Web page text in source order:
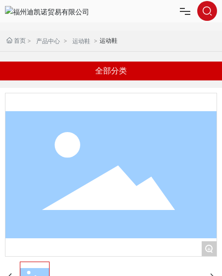
首页

首页 产品中心 运动鞋 运动鞋
全部分类
+